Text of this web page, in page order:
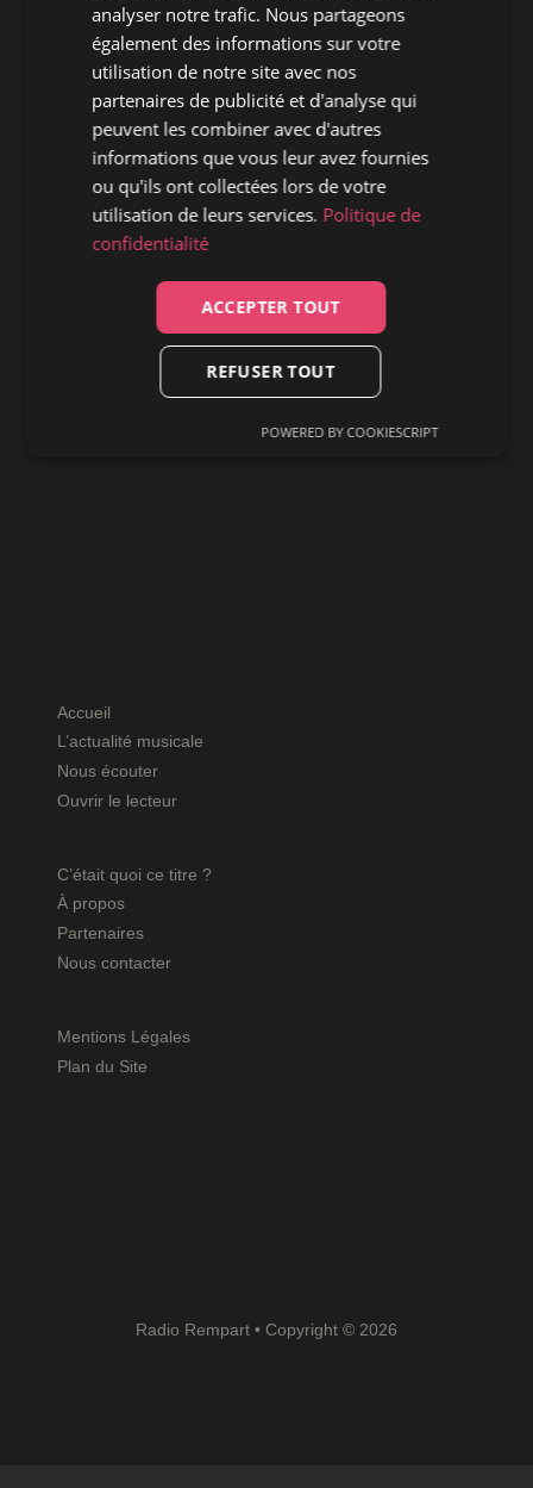
BLUES-
ROCK
MODERNE
EN
HUIT
TITRES
Accueil
L’actualité musicale
Nous écouter
Ouvrir le lecteur
C’était quoi ce titre ?
À propos
Partenaires
Nous contacter
Mentions Légales
Plan du Site
Radio Rempart • Copyright © 2026
analyser notre trafic. Nous partageons
également des informations sur votre
utilisation de notre site avec nos
partenaires de publicité et d'analyse qui
peuvent les combiner avec d'autres
informations que vous leur avez fournies
ou qu'ils ont collectées lors de votre
utilisation de leurs services. Politique de
confidentialité
ACCEPTER TOUT
REFUSER TOUT
POWERED BY COOKIESCRIPT